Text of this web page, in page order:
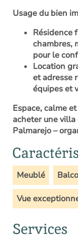
Usage du bien
Résidence
chambres,
pour le
Location
et adresse
équipes et
Espace, calme
acheter une
Palmarejo–
Meublé
Vue
Services